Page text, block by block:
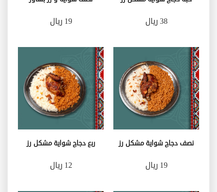
38 ريال 19 ريال
نصف دجاج شواية مشكل رز
19 ريال
ربع دجاج شواية مشكل رز
12 ريال